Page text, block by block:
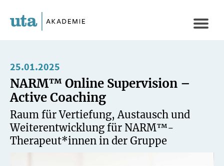
zum
25.01.2025
NARM™ Online Supervision –
Active Coaching
Raum für Vertiefung, Austausch und
Weiterentwicklung für NARM™-
Therapeut*innen in der Gruppe